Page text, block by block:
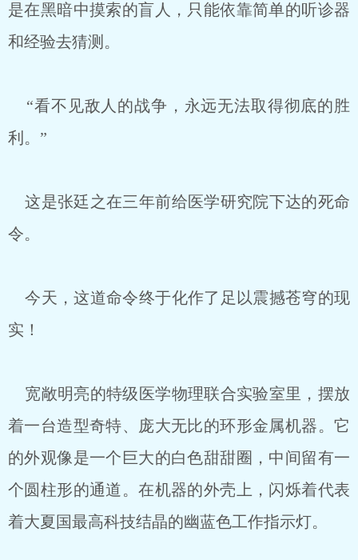
是在黑暗中摸索的盲人，只能依靠简单的听诊器
和经验去猜测。
“看不见敌人的战争，永远无法取得彻底的胜
利。”
这是张廷之在三年前给医学研究院下达的死命
令。
今天，这道命令终于化作了足以震撼苍穹的现
实！
宽敞明亮的特级医学物理联合实验室里，摆放
着一台造型奇特、庞大无比的环形金属机器。它
的外观像是一个巨大的白色甜甜圈，中间留有一
个圆柱形的通道。在机器的外壳上，闪烁着代表
着大夏国最高科技结晶的幽蓝色工作指示灯。